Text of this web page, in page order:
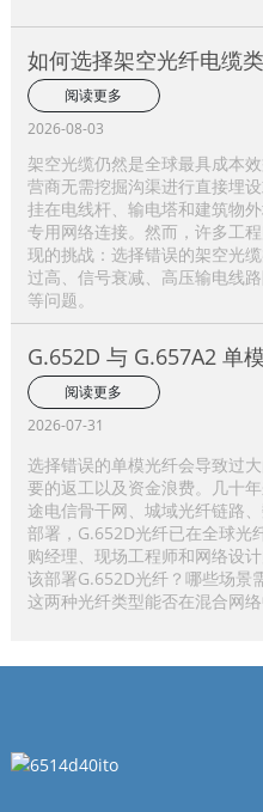
如何选择架空光纤电缆
阅读更多
2026-08-03
架空光缆仍然是全球最具成本
营商无需挖掘沟渠进行直接埋
挂在电线杆、输电塔和建筑物
专用网络连接。然而，许多工
现的挑战：选择错误的架空光
过高、信号衰减、高压输电线
等问题。
G.652D 与 G.657A2 单
比较及应用选择指南
阅读更多
2026-07-31
选择错误的单模光纤会导致过
要的返工以及资金浪费。几十年
途电信骨干网、城域光纤链路
部署，G.652D光纤已在全球光
购经理、现场工程师和网络设
该部署G.652D光纤？哪些场景
这两种光纤类型能否在混合网